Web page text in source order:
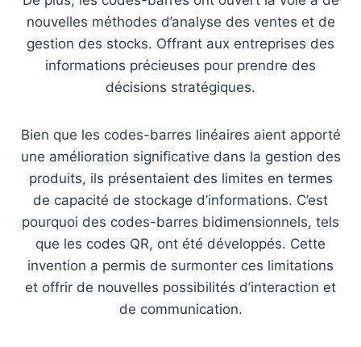
nouvelles méthodes d’analyse des ventes et de
gestion des stocks. Offrant aux entreprises des
informations précieuses pour prendre des
décisions stratégiques.
Bien que les codes-barres linéaires aient apporté
une amélioration significative dans la gestion des
produits, ils présentaient des limites en termes
de capacité de stockage d’informations. C’est
pourquoi des codes-barres bidimensionnels, tels
que les codes QR, ont été développés. Cette
invention a permis de surmonter ces limitations
et offrir de nouvelles possibilités d’interaction et
de communication.